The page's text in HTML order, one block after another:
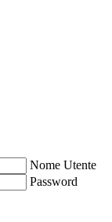
Nome Utente
Password